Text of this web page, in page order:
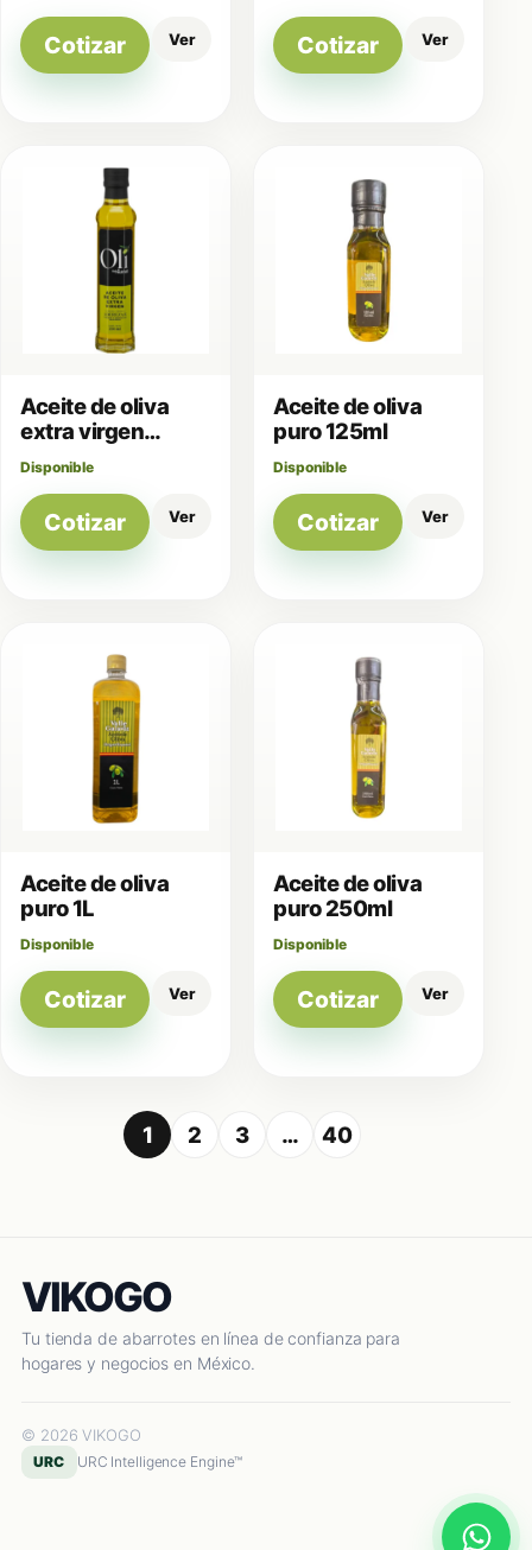
Cotizar Ver Cotizar Ver
Aceite de oliva
extra virgen
250ml
Disponible
Cotizar Ver
Aceite de oliva
puro 125ml
Disponible
Cotizar Ver
Aceite de oliva
puro 1L
Disponible
Cotizar Ver
Aceite de oliva
puro 250ml
Disponible
Cotizar Ver
1 2 3 … 40
VIKOGO
Tu tienda de abarrotes en línea de confianza para
hogares y negocios en México.
© 2026 VIKOGO
URC URC Intelligence Engine™